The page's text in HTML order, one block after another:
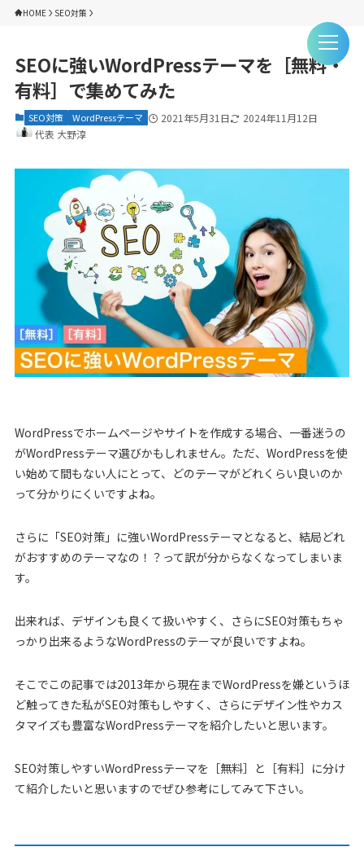
HOME SEO対策
SEOに強いWordPressテーマを［無料・
有料］で集めてみた
SEO対策 WordPressテーマ 2021年5月31日
2024年11月12日
代表 大野淳
WordPressでホームページやサイトを作成する場合、一番迷うの
がWordPressテーマ選びかもしれません。ただ、WordPressを使
い始めて間もない人にとって、どのテーマがどれくらい良いのか
って分かりにくいですよね。
さらに「SEO対策」に強いWordPressテーマとなると、結局どれ
がおすすめのテーマなの！？って訳が分からなくなってしまいま
す。
出来れば、デザインも良くて扱いやすく、さらにSEO対策もちゃ
っかり出来るようなWordPressのテーマが良いですよね。
そこでこの記事では2013年から現在までWordPressを嫌というほ
ど触ってきた私がSEO対策もしやすく、さらにデザイン性やカス
タマイズも豊富なWordPressテーマを紹介したいと思います。
SEO対策しやすいWordPressテーマを［無料］と［有料］に分け
て紹介したいと思いますのでぜひ参考にしてみて下さい。